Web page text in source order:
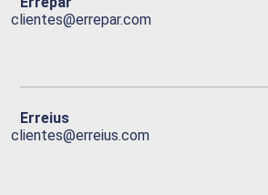
clientes@errepar.com
Erreius
clientes@erreius.com